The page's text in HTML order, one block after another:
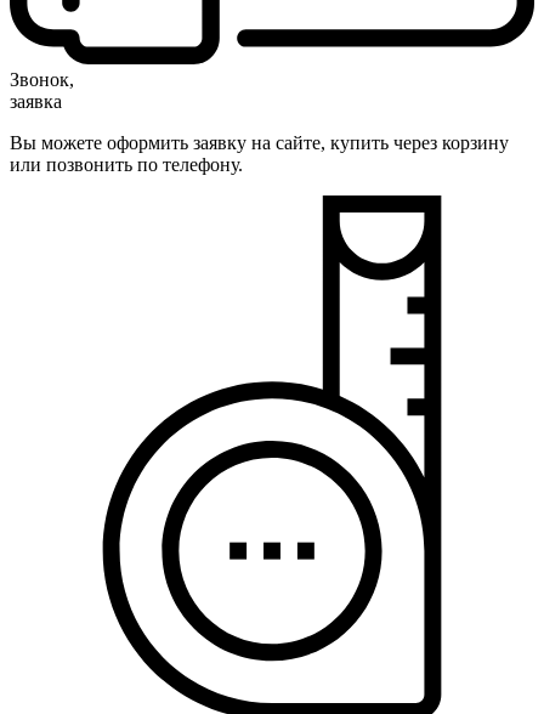
Звонок,
заявка
Вы можете оформить заявку на сайте, купить через корзину
или позвонить по телефону.